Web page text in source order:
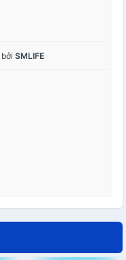
bởi SMLIFE